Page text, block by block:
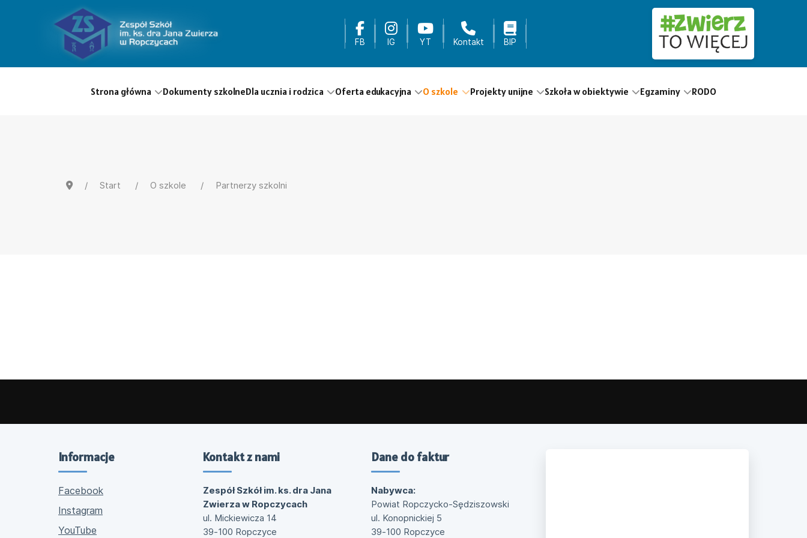
FB IG YT Kontakt BIP
Strona główna Dokumenty szkolneDla ucznia i rodzica Oferta edukacyjna O szkole Projekty unijne Szkoła w obiektywie Egzaminy RODO
Start O szkole Partnerzy szkolni
Informacje
Facebook
Instagram
YouTube
Kontakt z nami
Zespół Szkół im. ks. dra Jana
Zwierza w Ropczycach
ul. Mickiewicza 14
39-100 Ropczyce
Dane do faktur
Nabywca:
Powiat Ropczycko-Sędziszowski
ul. Konopnickiej 5
39-100 Ropczyce